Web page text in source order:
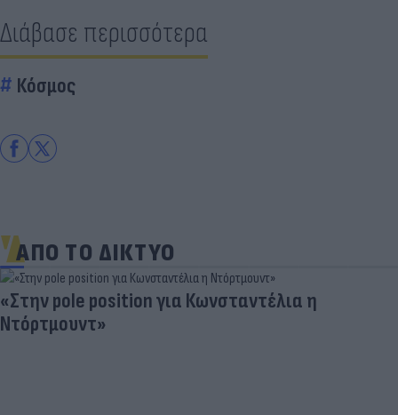
Διάβασε περισσότερα
Κόσμος
ΑΠΟ ΤΟ ΔΙΚΤΥΟ